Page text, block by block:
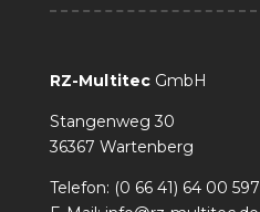
RZ-Multitec GmbH
Stangenweg 30
36367 Wartenberg
Telefon: (0 66 41) 64 00 597